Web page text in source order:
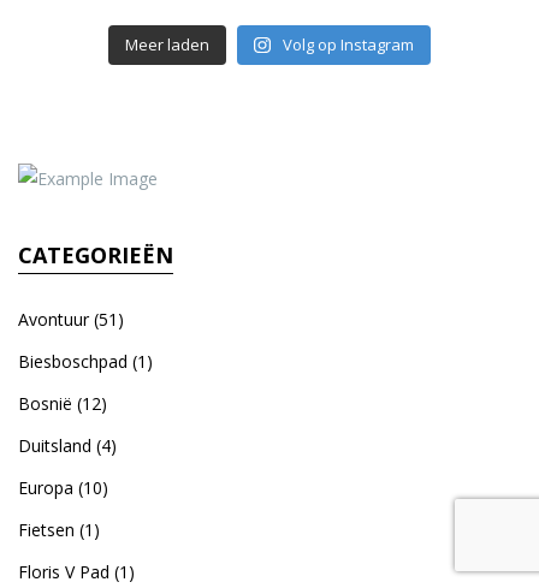
Meer laden Volg op Instagram
CATEGORIEËN
Avontuur(51)
Biesboschpad (1)
Bosnië (12)
Duitsland (4)
Europa (10)
Fietsen (1)
Floris V Pad (1)